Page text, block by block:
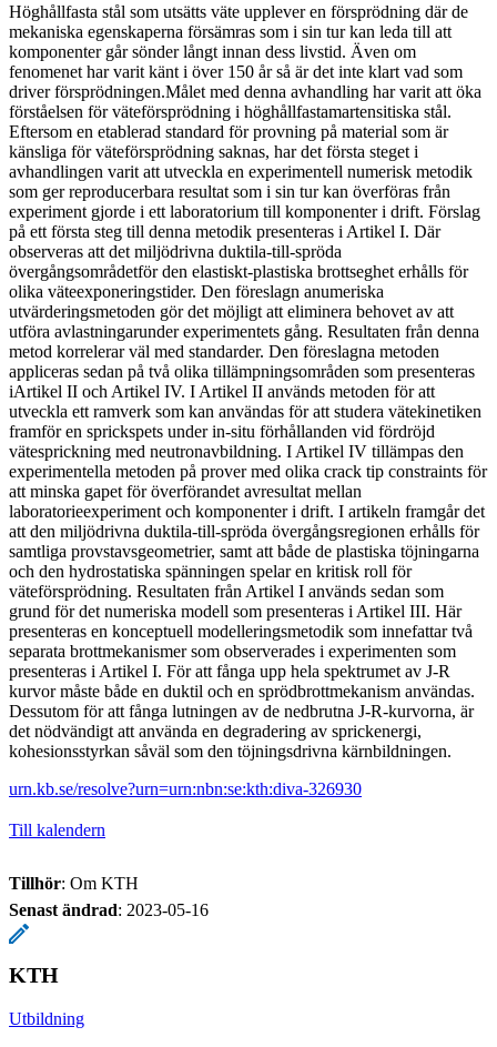
Höghållfasta stål som utsätts väte upplever en försprödning där de
mekaniska egenskaperna försämras som i sin tur kan leda till att
komponenter går sönder långt innan dess livstid. Även om
fenomenet har varit känt i över 150 år så är det inte klart vad som
driver försprödningen.Målet med denna avhandling har varit att öka
förståelsen för väteförsprödning i höghållfastamartensitiska stål.
Eftersom en etablerad standard för provning på material som är
känsliga för väteförsprödning saknas, har det första steget i
avhandlingen varit att utveckla en experimentell numerisk metodik
som ger reproducerbara resultat som i sin tur kan överföras från
experiment gjorde i ett laboratorium till komponenter i drift. Förslag
på ett första steg till denna metodik presenteras i Artikel I. Där
observeras att det miljödrivna duktila-till-spröda
övergångsområdetför den elastiskt-plastiska brottseghet erhålls för
olika väteexponeringstider. Den föreslagn anumeriska
utvärderingsmetoden gör det möjligt att eliminera behovet av att
utföra avlastningarunder experimentets gång. Resultaten från denna
metod korrelerar väl med standarder. Den föreslagna metoden
appliceras sedan på två olika tillämpningsområden som presenteras
iArtikel II och Artikel IV. I Artikel II används metoden för att
utveckla ett ramverk som kan användas för att studera vätekinetiken
framför en sprickspets under in-situ förhållanden vid fördröjd
vätesprickning med neutronavbildning. I Artikel IV tillämpas den
experimentella metoden på prover med olika crack tip constraints för
att minska gapet för överförandet avresultat mellan
laboratorieexperiment och komponenter i drift. I artikeln framgår det
att den miljödrivna duktila-till-spröda övergångsregionen erhålls för
samtliga provstavsgeometrier, samt att både de plastiska töjningarna
och den hydrostatiska spänningen spelar en kritisk roll för
väteförsprödning. Resultaten från Artikel I används sedan som
grund för det numeriska modell som presenteras i Artikel III. Här
presenteras en konceptuell modelleringsmetodik som innefattar två
separata brottmekanismer som observerades i experimenten som
presenteras i Artikel I. För att fånga upp hela spektrumet av J-R
kurvor måste både en duktil och en sprödbrottmekanism användas.
Dessutom för att fånga lutningen av de nedbrutna J-R-kurvorna, är
det nödvändigt att använda en degradering av sprickenergi,
kohesionsstyrkan såväl som den töjningsdrivna kärnbildningen.
urn.kb.se/resolve?urn=urn:nbn:se:kth:diva-326930
Till kalendern
Tillhör: Om KTH
Senast ändrad: 2023-05-16
KTH
Utbildning